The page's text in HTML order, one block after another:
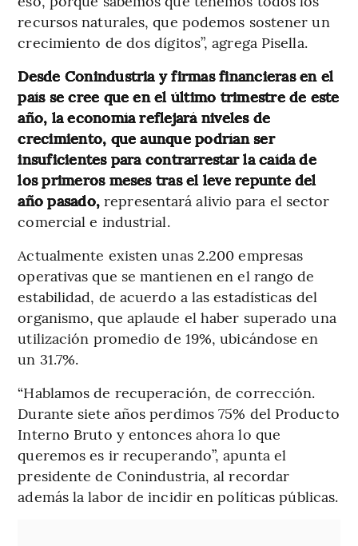
recursos naturales, que podemos sostener un
crecimiento de dos dígitos”, agrega Pisella.
Desde Conindustria y firmas financieras en el
país se cree que en el último trimestre de este
año, la economía reflejará niveles de
crecimiento, que aunque podrían ser
insuficientes para contrarrestar la caída de
los primeros meses tras el leve repunte del
año pasado, representará alivio para el sector
comercial e industrial.
Actualmente existen unas 2.200 empresas
operativas que se mantienen en el rango de
estabilidad, de acuerdo a las estadísticas del
organismo, que aplaude el haber superado una
utilización promedio de 19%, ubicándose en
un 31.7%.
“Hablamos de recuperación, de corrección.
Durante siete años perdimos 75% del Producto
Interno Bruto y entonces ahora lo que
queremos es ir recuperando”, apunta el
presidente de Conindustria, al recordar
además la labor de incidir en políticas públicas.